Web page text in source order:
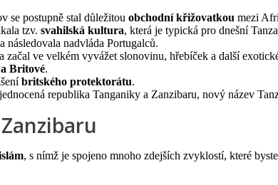
se postupně stal důležitou obchodní křižovatkou mezi
tzv. svahilská kultura, která je typická pro dnešní
a následovala nadvláda Portugalců.
a začal ve velkém vyvážet slonovinu, hřebíček a další
Britové.
britského protektorátu.
republika Tanganiky a Zanzibaru, nový název
, s nímž je spojeno mnoho zdejších zvyklostí, které